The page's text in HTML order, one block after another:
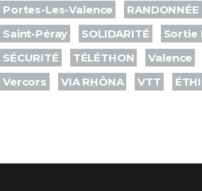
Portes-Les-Valence
Saint-Péray
SOLIDARITÉ
Sortie
SÉCURITÉ
TÉLÉTHON Valence
Vercors
VIA RHÔNA VTT